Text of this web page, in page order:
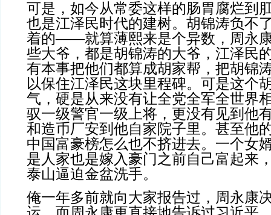
可是，如今从常委这样的肠胃腐烂到
也是江泽民时代的建树。胡锦涛负不
着的——就算薄熙来是个异数，周永
些大爷，都是胡锦涛的大爷，江泽民
有本事把他们都算成胡家帮，把胡锦
以保住江泽民这块里程碑。可是这个
气，硬是从来没有让全党全军全世界
驭一级警官一级上将，更没有见到他
和造币厂安到他自家院子里。甚至他
中国富豪榜怎么也不挤进去。一个女
是人家也是嫁入豪门之前自己富起来
泰山逼迫金盆洗手。
俺一年多前就向大家报告过，周永康